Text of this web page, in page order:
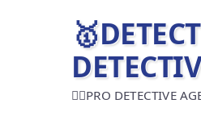
🕵️‍♂️PRO DETECTIVE